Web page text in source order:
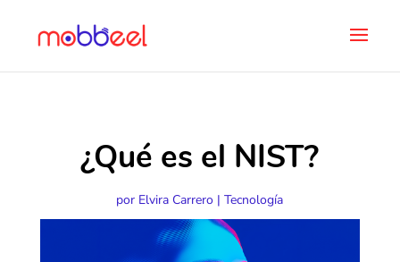
¿Qué es el NIST?
por Elvira Carrero |Tecnología